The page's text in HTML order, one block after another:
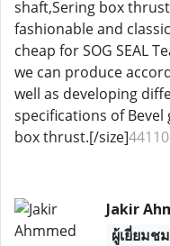
shaft,Sering box
fashionable and
cheap for SOG SEAL
we can produce
well as developing
specifications of
box thrust.[/size]
Jakir
ผู้เยี่ยมชม